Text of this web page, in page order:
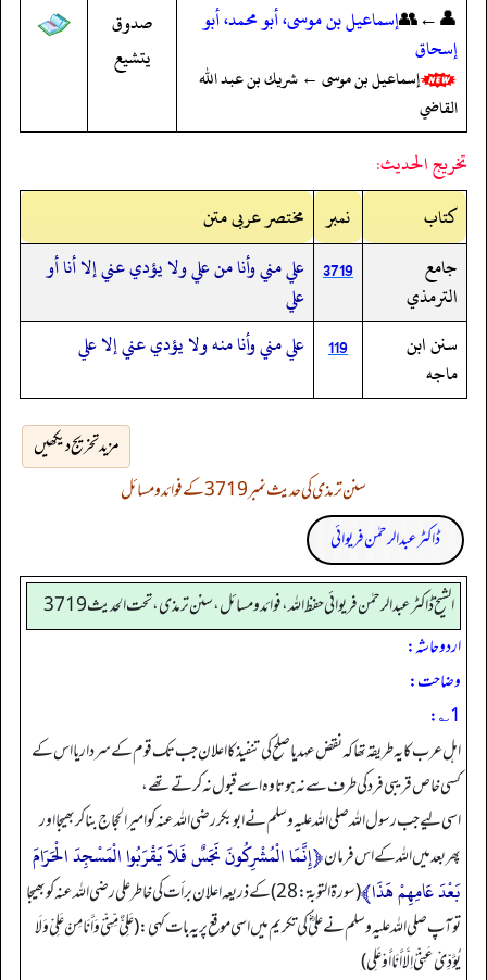
👤←👥إسماعيل بن موسى، أبو محمد، أبو
إسحاق
إسماعيل بن موسى ← شريك بن عبد الله
القاضي
صدوق
يتشيع
تخريج الحديث:
کتاب
نمبر
مختصر عربی متن
جامع
الترمذي
3719 علي مني وأنا من علي ولا يؤدي عني إلا أنا أو
علي
سنن ابن
ماجه
119 علي مني وأنا منه ولا يؤدي عني إلا علي
مزید تخریج دیکھیں
سنن ترمذی کی حدیث نمبر 3719 کے فوائد و مسائل
ڈاکٹر عبدالرحمٰن فریوائی
الشیخ ڈاکٹر عبد الرحمٰن فریوائی حفظ اللہ، فوائد و مسائل، سنن ترمذی، تحت الحديث 3719
اردو حاشہ:
وضاحت:
1؎:
اہل عرب کا یہ طریقہ تھا کہ نقض عہد یا صلح کی تنفیذ کا اعلان جب تک قوم کے سردار یا اس کے
کسی خاص قریبی فرد کی طرف سے نہ ہوتا وہ اسے قبول نہ کرتے تھے،
اسی لیے جب رسول اللہ صلی اللہ علیہ وسلم نے ابوبکر رضی اللہ عنہ کو امیر الحجاج بنا کر بھیجا اور
پھر بعد میں اللہ کے اس فرمان﴿إِنَّمَا الْمُشْرِكُونَ نَجَسٌ فَلاَ يَقْرَبُوا الْمَسْجِدَ الْحَرَامَ
بَعْدَ عَامِهِمْ هَذَا﴾
(سورة التوبة:28) کے ذریعہ اعلان برأت کی خاطر علی رضی اللہ عنہ کو بھیجا
تو آپ صلی اللہ علیہ وسلم نے علیؓ کی تکریم میں اسی موقع پر یہ بات کہی: (عَلِیٌّ مِّنِّیْ وَ أَنَا مِنْ عَلِیْ وَ لَا
یُؤَدِّیْ عَنِّیْ اِلَّا أَنَا أَوْ عَلِی)